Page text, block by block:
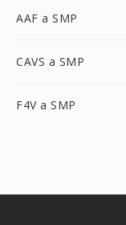
AAF a SMP
CAVS a SMP
F4V a SMP